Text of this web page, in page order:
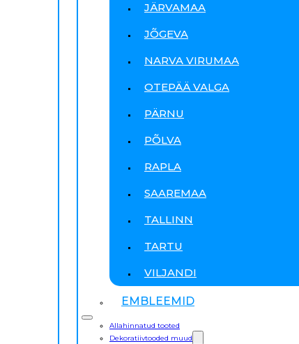
JÄRVAMAA
JÕGEVA
NARVA VIRUMAA
OTEPÄÄ VALGA
PÄRNU
PÕLVA
RAPLA
SAAREMAA
TALLINN
TARTU
VILJANDI
EMBLEEMID
Allahinnatud tooted
Dekoratiivtooded muud